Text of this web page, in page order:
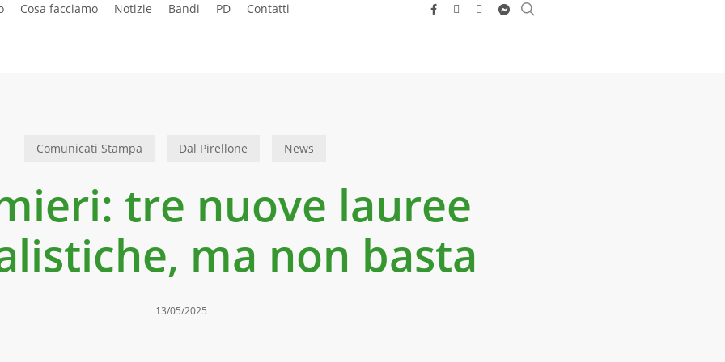
Cosa facciamo Notizie Bandi PD Contatti facebook
youtubeinstagram
messenger
Comunicati Stampa Dal Pirellone News
tre nuove lauree
ma non basta
13/05/2025